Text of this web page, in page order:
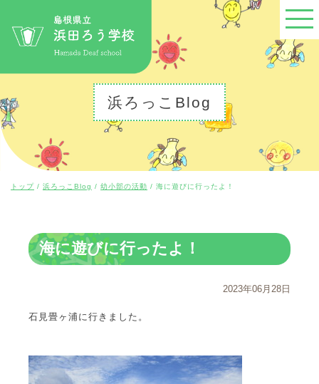
浜ろっこBlog
現
トップ / 浜ろっこBlog / 幼小部の活動 / 海に遊びに行ったよ！
海に遊びに行ったよ！
2023年06月28日
石見畳ヶ浦に行きました。